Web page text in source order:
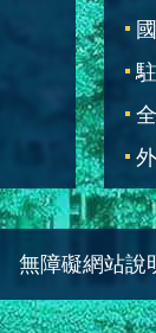
無障礙網站說